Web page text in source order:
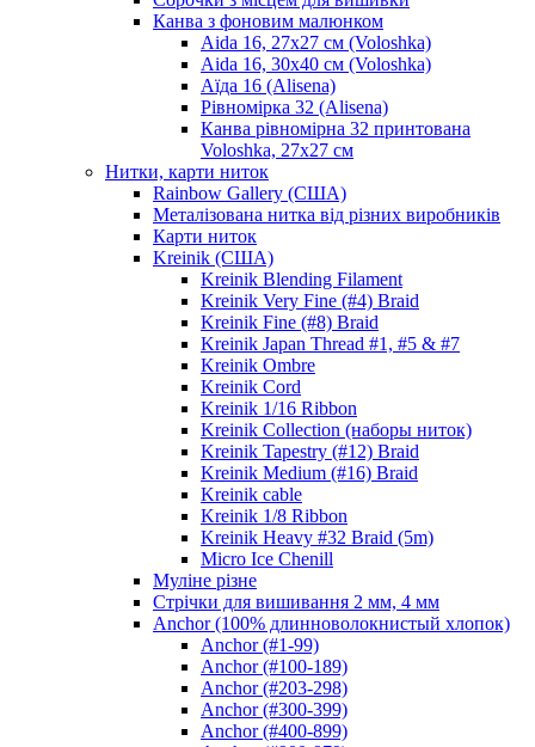
Канва з фоновим малюнком
Aida 16, 27х27 см (Voloshka)
Aida 16, 30х40 см (Voloshka)
Аїда 16 (Alisena)
Рівномірка 32 (Alisena)
Канва рівномірна 32 принтована
Voloshka, 27х27 см
Нитки, карти ниток
Rainbow Gallery (США)
Металізована нитка від різних виробників
Карти ниток
Kreinik (США)
Kreinik Blending Filament
Kreinik Very Fine (#4) Braid
Kreinik Fine (#8) Braid
Kreinik Japan Thread #1, #5 & #7
Kreinik Ombre
Kreinik Cord
Kreinik 1/16 Ribbon
Kreinik Collection (наборы ниток)
Kreinik Tapestry (#12) Braid
Kreinik Medium (#16) Braid
Kreinik cable
Kreinik 1/8 Ribbon
Kreinik Heavy #32 Braid (5m)
Micro Ice Chenill
Муліне різне
Стрічки для вишивання 2 мм, 4 мм
Anchor (100% длинноволокнистый хлопок)
Anchor (#1-99)
Anchor (#100-189)
Anchor (#203-298)
Anchor (#300-399)
Anchor (#400-899)